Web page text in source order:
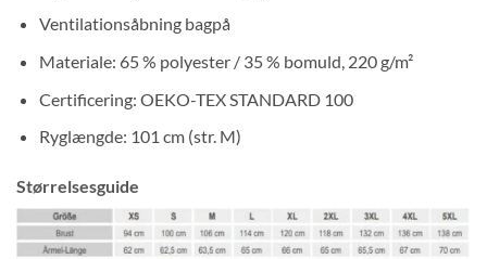
Ventilationsåbning bagpå
Materiale: 65 % polyester / 35 % bomuld, 220 g/m²
Certificering: OEKO-TEX STANDARD 100
Ryglængde: 101 cm (str. M)
Størrelsesguide